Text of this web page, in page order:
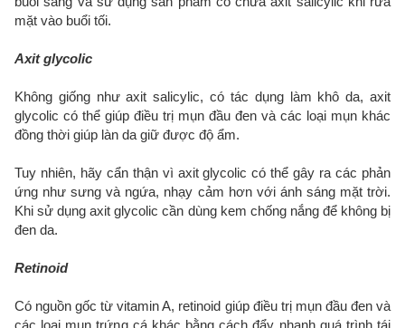
mặt vào buổi tối.
Axit glycolic
Không giống như axit salicylic, có tác dụng làm khô da, axit
glycolic có thể giúp điều trị mụn đầu đen và các loại mụn khác
đồng thời giúp làn da giữ được độ ẩm.
Tuy nhiên, hãy cẩn thận vì axit glycolic có thể gây ra các phản
ứng như sưng và ngứa, nhạy cảm hơn với ánh sáng mặt trời.
Khi sử dụng axit glycolic cần dùng kem chống nắng để không bị
đen da.
Retinoid
Có nguồn gốc từ vitamin A, retinoid giúp điều trị mụn đầu đen và
các loại mụn trứng cá khác bằng cách đẩy nhanh quá trình tái